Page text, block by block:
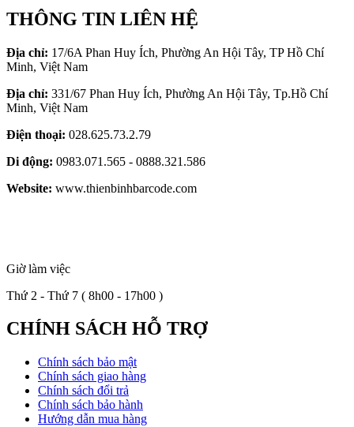
THÔNG TIN LIÊN HỆ
Địa chỉ: 17/6A Phan Huy Ích, Phường An Hội Tây, TP Hồ Chí
Minh, Việt Nam
Địa chỉ: 331/67 Phan Huy Ích, Phường An Hội Tây, Tp.Hồ Chí
Minh, Việt Nam
Điện thoại: 028.625.73.2.79
Di động: 0983.071.565 - 0888.321.586
Website: www.thienbinhbarcode.com
Giờ làm việc
Thứ 2 - Thứ 7 ( 8h00 - 17h00 )
CHÍNH SÁCH HỖ TRỢ
Chính sách bảo mật
Chính sách giao hàng
Chính sách đổi trả
Chính sách bảo hành
Hướng dẫn mua hàng